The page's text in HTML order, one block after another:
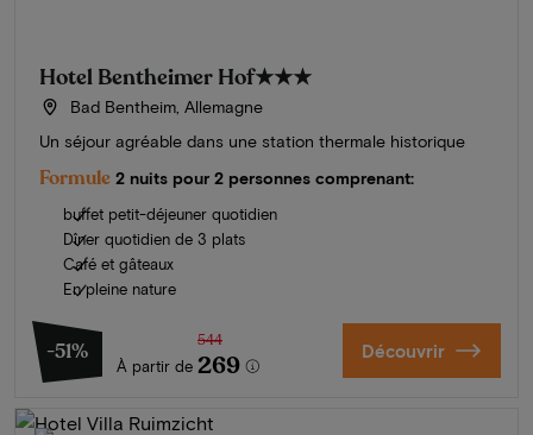
Hotel Bentheimer Hof★★★
Bad Bentheim, Allemagne
Un séjour agréable dans une station thermale historique
Formule 2 nuits pour 2 personnes comprenant:
buffet petit-déjeuner quotidien
Dîner quotidien de 3 plats
Café et gâteaux
En pleine nature
-51%
À partir de
544
269 Découvrir